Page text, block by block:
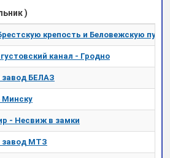
)
крепость и Беловежскую пущу
канал - Гродно
завод БЕЛАЗ
Минску
- Несвиж в замки
завод МТЗ